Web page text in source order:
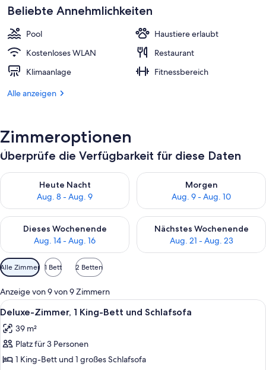
Verschiedenes
Beliebte Annehmlichkeiten
Pool
Haustiere erlaubt
Kostenloses WLAN
Restaurant
Klimaanlage
Fitnessbereich
Alle anzeigen
Zimmeroptionen
Überprüfe die Verfügbarkeit für diese Daten
Heute Nacht
Aug. 8 - Aug. 9
Überprüfe die Verfügbarkeit für heute Nacht, Aug. 8 - Aug. 9.
Morgen
Aug. 9 - Aug. 10
Überprüfe die Verfügbarkeit
Dieses Wochenende
Aug. 14 - Aug. 16
Überprüfe die Verfügbarkeit für dieses Wochenende, Aug. 14
Nächstes Wochenende
Aug. 21 - Aug. 23
Überprüfe die Verfügbarkeit
Verfügbare
Filter
für
Zimmer
Alle Zimmer 1 Bett 2 Betten
Anzeige von 9 von 9 Zimmern
Alle
Fotos
für
Deluxe-
Zimmer,
Ein Hotelzimmer mit Bett,
4
Deluxe-Zimmer, 1 King-Bett und Schlafsofa
39 m²
Platz für 3 Personen
1 King-Bett und 1 großes Schlafsofa